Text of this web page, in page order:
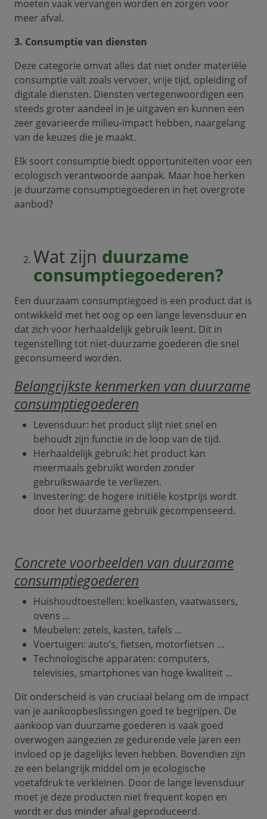
moeten vaak vervangen worden en zorgen voor
meer afval.
3. Consumptie van diensten
Deze categorie omvat alles dat niet onder materiële
consumptie valt zoals vervoer, vrije tijd, opleiding of
digitale diensten. Diensten vertegenwoordigen een
steeds groter aandeel in je uitgaven en kunnen een
zeer gevarieerde milieu-impact hebben, naargelang
van de keuzes die je maakt.
Elk soort consumptie biedt opportuniteiten voor een
ecologisch verantwoorde aanpak. Maar hoe herken
je duurzame consumptiegoederen in het overgrote
aanbod?
Wat zijn duurzame
consumptiegoederen?
Een duurzaam consumptiegoed is een product dat is
ontwikkeld met het oog op een lange levensduur en
dat zich voor herhaaldelijk gebruik leent. Dit in
tegenstelling tot niet-duurzame goederen die snel
geconsumeerd worden.
Belangrijkste kenmerken van duurzame
consumptiegoederen
Levensduur: het product slijt niet snel en
behoudt zijn functie in de loop van de tijd.
Herhaaldelijk gebruik: het product kan
meermaals gebruikt worden zonder
gebruikswaarde te verliezen.
Investering: de hogere initiële kostprijs wordt
door het duurzame gebruik gecompenseerd.
Concrete voorbeelden van duurzame
consumptiegoederen
Huishoudtoestellen: koelkasten, vaatwassers,
ovens …
Meubelen: zetels, kasten, tafels …
Voertuigen: auto’s, fietsen, motorfietsen …
Technologische apparaten: computers,
televisies, smartphones van hoge kwaliteit …
Dit onderscheid is van cruciaal belang om de impact
van je aankoopbeslissingen goed te begrijpen. De
aankoop van duurzame goederen is vaak goed
overwogen aangezien ze gedurende vele jaren een
invloed op je dagelijks leven hebben. Bovendien zijn
ze een belangrijk middel om je ecologische
voetafdruk te verkleinen. Door de lange levensduur
moet je deze producten niet frequent kopen en
wordt er dus minder afval geproduceerd.